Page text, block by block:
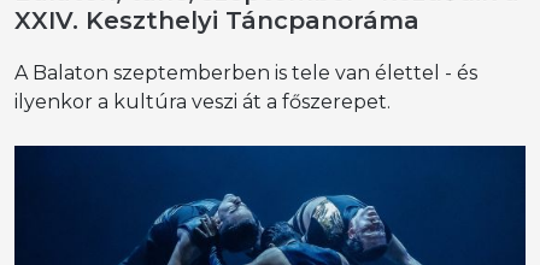
XXIV. Keszthelyi Táncpanoráma
A Balaton szeptemberben is tele van élettel - és
ilyenkor a kultúra veszi át a főszerepet.